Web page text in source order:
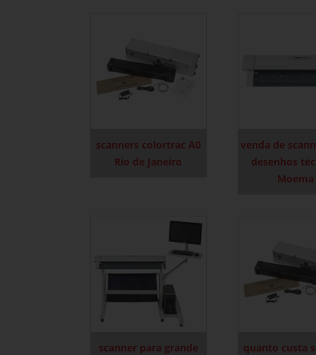
scanners colortrac A0
Rio de Janeiro
venda de
desenhos
Moema
scanner para grande
quanto custa